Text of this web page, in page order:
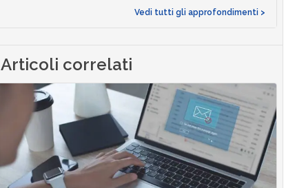
Vedi tutti gli approfondimenti >
Articoli correlati